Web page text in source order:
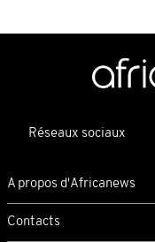
Réseaux sociaux
A propos d'Africanews
Contacts